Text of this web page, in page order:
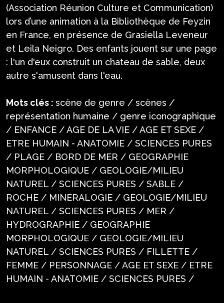
(Association Réunion Culture et Communication)
lors d’une animation à la Bibliothèque de Feyzin
en France, en présence de Grasiella Leveneur
et Leila Neigro. Des enfants jouent sur une page
: l'un d'eux construit un chateau de sable, deux
autre s'amusent dans l'eau.
Mots clés : scène de genre / scènes /
représentation humaine / genre iconographique
/ ENFANCE / AGE DE LA VIE / AGE ET SEXE /
ETRE HUMAIN - ANATOMIE / SCIENCES PURES
/ PLAGE / BORD DE MER / GEOGRAPHIE
MORPHOLOGIQUE / GEOLOGIE/MILIEU
NATUREL / SCIENCES PURES / SABLE /
ROCHE / MINERALOGIE / GEOLOGIE/MILIEU
NATUREL / SCIENCES PURES / MER /
HYDROGRAPHIE / GEOGRAPHIE
MORPHOLOGIQUE / GEOLOGIE/MILIEU
NATUREL / SCIENCES PURES / FILLETTE /
FEMME / PERSONNAGE / AGE ET SEXE / ETRE
HUMAIN - ANATOMIE / SCIENCES PURES /